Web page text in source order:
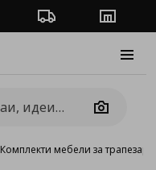
Проследяване на
Camera
Комплекти мебели за